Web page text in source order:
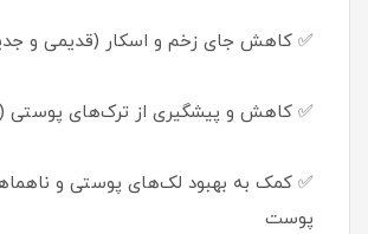
✅ کاهش جای زخم و اسکار (قدیمی و
✅ کاهش و پیشگیری از ترک‌های پوستی
✅ کمک به بهبود لک‌های پوستی و
پوست